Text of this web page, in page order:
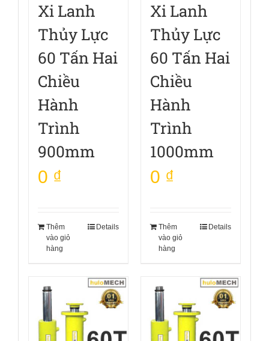
Xi Lanh
Thủy Lực
60 Tấn Hai
Chiều
Hành
Trình
900mm
0 ₫
Thêm
vào giỏ
hàng
Details
Xi Lanh
Thủy Lực
60 Tấn Hai
Chiều
Hành
Trình
1000mm
0 ₫
Thêm
vào giỏ
hàng
Details